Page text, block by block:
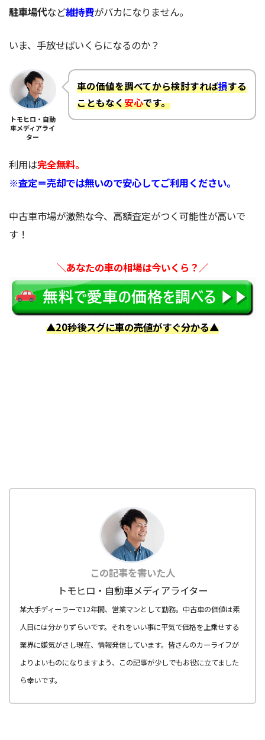
駐車場代など維持費がバカになりません。
いま、手放せばいくらになるのか？
トモヒロ・自動
車メディアライ
ター
車の価値を調べてから検討すれば損する
こともなく安心です。
利用は完全無料。
※査定＝売却では無いので安心してご利用ください。
中古車市場が激熱な今、高額査定がつく可能性が高いで
す！
＼あなたの車の相場は今いくら？／
▲20秒後スグに車の売値がすぐ分かる▲
この記事を書いた人
トモヒロ・自動車メディアライター
某大手ディーラーで12年間、営業マンとして勤務。中古車の価値は素
人目には分かりずらいです。それをいい事に平気で価格を上乗せする
業界に嫌気がさし現在、情報発信しています。皆さんのカーライフが
よりよいものになりますよう、この記事が少しでもお役に立てました
ら幸いです。